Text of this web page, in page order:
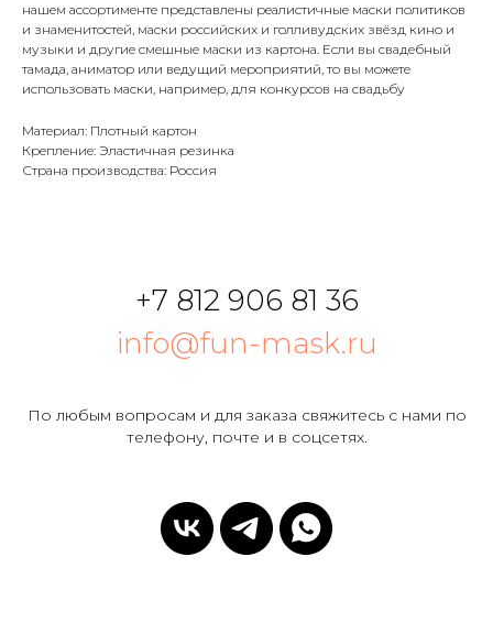
нашем ассортименте представлены реалистичные маски политиков
и знаменитостей, маски российских и голливудских звёзд кино и
музыки и другие смешные маски из картона. Если вы свадебный
тамада, аниматор или ведущий мероприятий, то вы можете
использовать маски, например, для конкурсов на свадьбу
Материал: Плотный картон
Крепление: Эластичная резинка
Страна производства: Россия
+7 812 906 81 36
info@fun-mask.ru
По любым вопросам и для заказа свяжитесь с нами по
телефону, почте и в соцсетях.